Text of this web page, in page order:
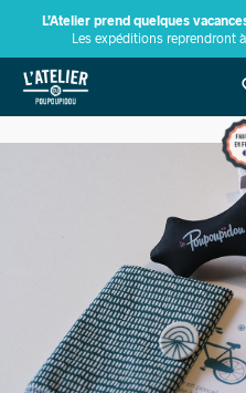
L’Atelier prend quelques
Les expéditions reprendront